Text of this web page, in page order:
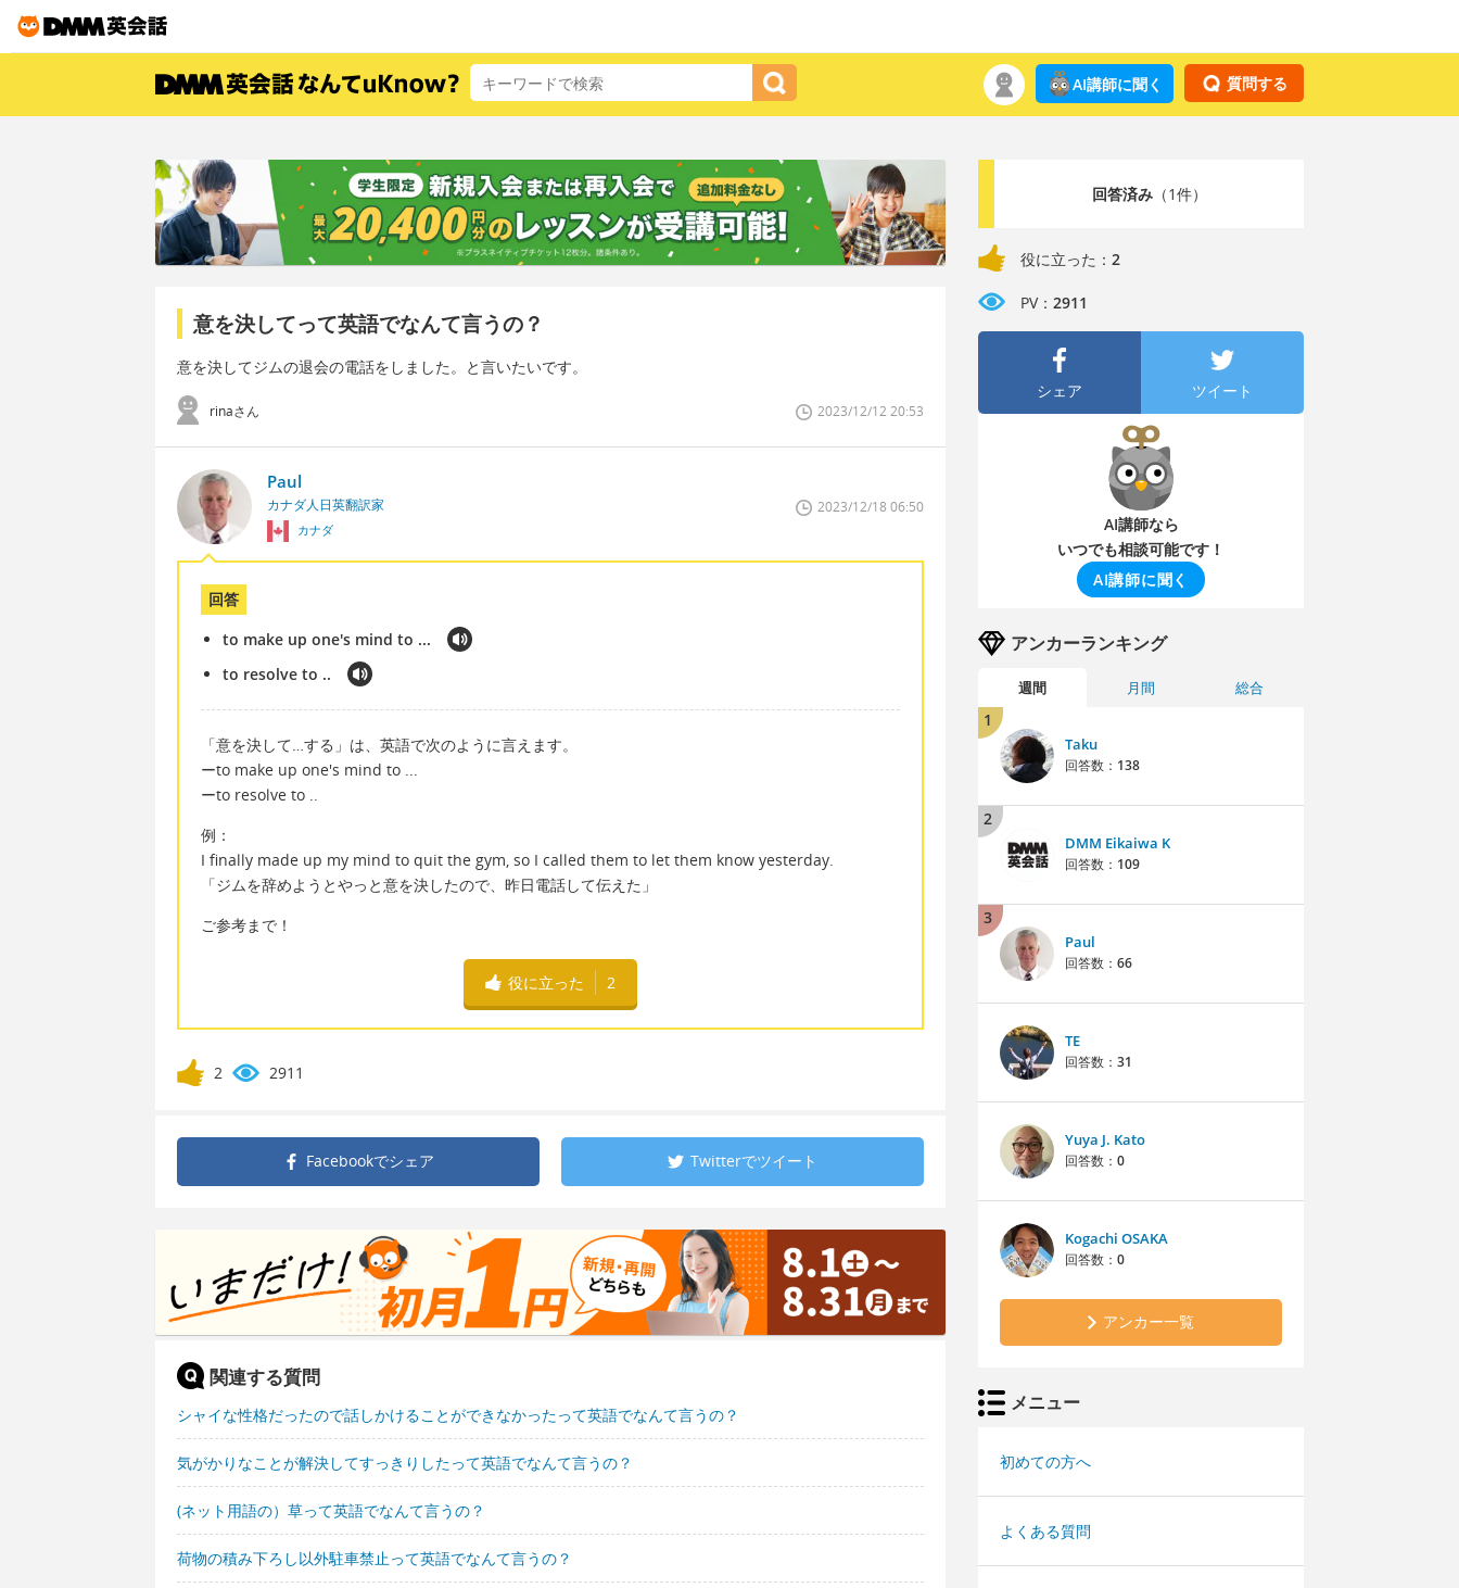
質問する
AI講師に聞く
意を決してって英語でなんて言うの？
意を決してジムの退会の電話をしました。と言いたいです。
rinaさん 2023/12/12 20:53
Paul
カナダ人日英翻訳家
カナダ
2023/12/18 06:50
回答
to make up one's mind to ...
to resolve to ..
「意を決して…する」は、英語で次のように言えます。
ーto make up one's mind to ...
ーto resolve to ..
例：
I finally made up my mind to quit the gym, so I called them to let them know yesterday.
「ジムを辞めようとやっと意を決したので、昨日電話して伝えた」
ご参考まで！
役に立った 2
2 2911
Facebookでシェア Twitterでツイート
関連する質問
シャイな性格だったので話しかけることができなかったって英語でなんて言うの？
気がかりなことが解決してすっきりしたって英語でなんて言うの？
(ネット用語の）草って英語でなんて言うの？
荷物の積み下ろし以外駐車禁止って英語でなんて言うの？
回答済み（1件）
役に立った： 2
PV： 2911
シェア ツイート
AI講師なら
いつでも相談可能です！
AI講師に聞く
アンカーランキング
週間 月間 総合
1
Taku
回答数： 138
2
DMM Eikaiwa K
回答数： 109
3
Paul
回答数： 66
TE
回答数： 31
Yuya J. Kato
回答数： 0
Kogachi OSAKA
回答数： 0
アンカー一覧
メニュー
初めての方へ
よくある質問